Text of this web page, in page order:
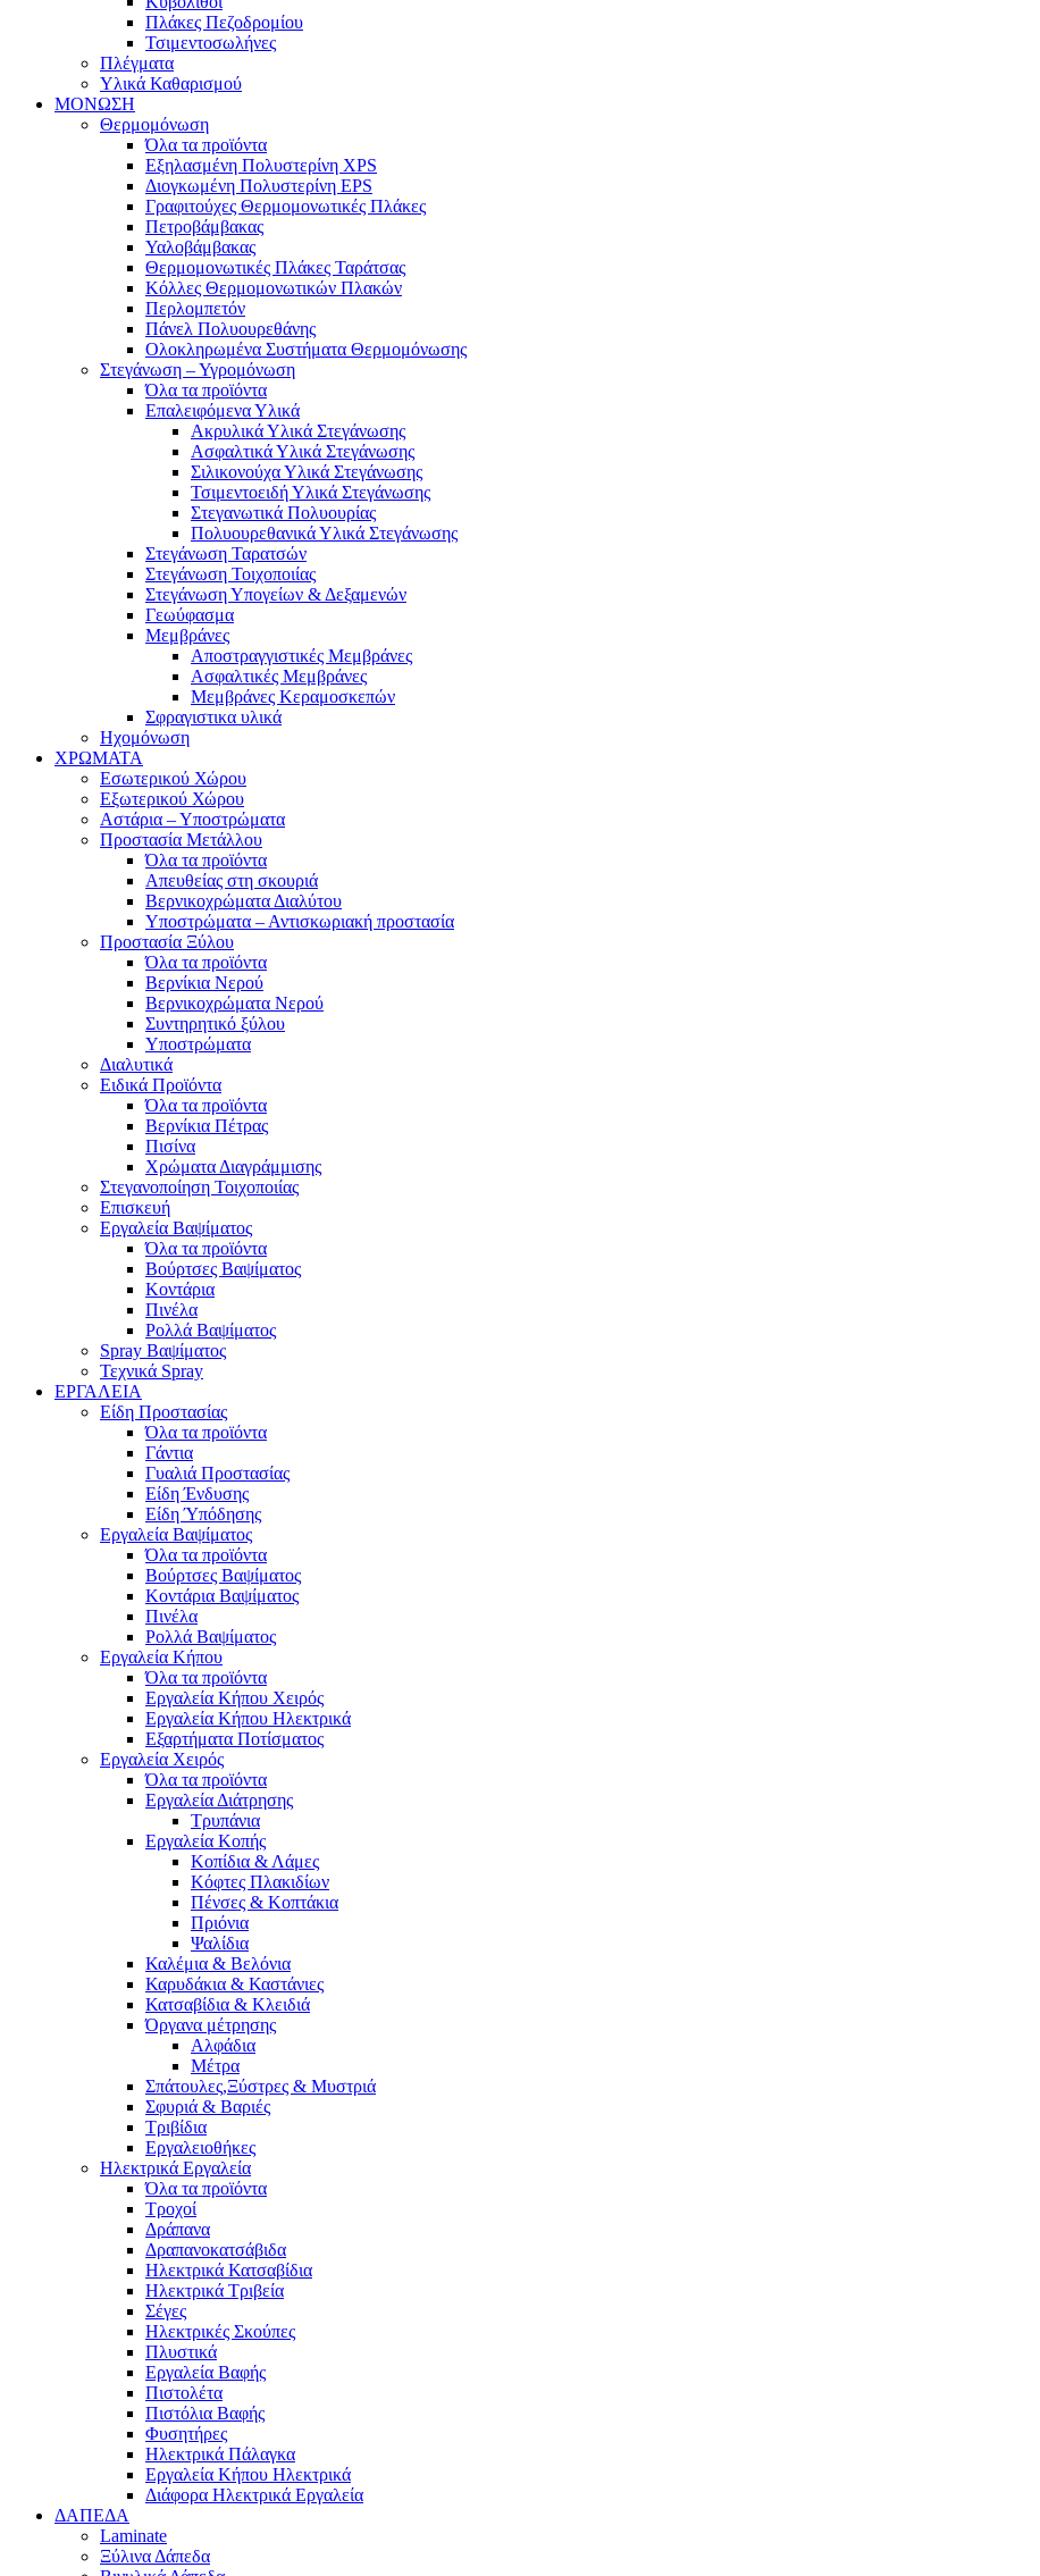
Πλάκες Πεζοδρομίου
Τσιμεντοσωλήνες
Πλέγματα
Υλικά Καθαρισμού
ΜΟΝΩΣΗ
Θερμομόνωση
Όλα τα προϊόντα
Εξηλασμένη Πολυστερίνη XPS
Διογκωμένη Πολυστερίνη EPS
Γραφιτούχες Θερμομονωτικές Πλάκες
Πετροβάμβακας
Υαλοβάμβακας
Θερμομονωτικές Πλάκες Ταράτσας
Κόλλες Θερμομονωτικών Πλακών
Περλομπετόν
Πάνελ Πολυουρεθάνης
Ολοκληρωμένα Συστήματα Θερμομόνωσης
Στεγάνωση – Υγρομόνωση
Όλα τα προϊόντα
Επαλειφόμενα Υλικά
Ακρυλικά Υλικά Στεγάνωσης
Ασφαλτικά Υλικά Στεγάνωσης
Σιλικονούχα Υλικά Στεγάνωσης
Τσιμεντοειδή Υλικά Στεγάνωσης
Στεγανωτικά Πολυουρίας
Πολυουρεθανικά Υλικά Στεγάνωσης
Στεγάνωση Ταρατσών
Στεγάνωση Τοιχοποιίας
Στεγάνωση Υπογείων & Δεξαμενών
Γεωύφασμα
Μεμβράνες
Αποστραγγιστικές Μεμβράνες
Ασφαλτικές Μεμβράνες
Μεμβράνες Κεραμοσκεπών
Σφραγιστικα υλικά
Ηχομόνωση
ΧΡΩΜΑΤΑ
Εσωτερικού Χώρου
Εξωτερικού Χώρου
Αστάρια – Υποστρώματα
Προστασία Μετάλλου
Όλα τα προϊόντα
Απευθείας στη σκουριά
Βερνικοχρώματα Διαλύτου
Υποστρώματα – Αντισκωριακή προστασία
Προστασία Ξύλου
Όλα τα προϊόντα
Βερνίκια Νερού
Βερνικοχρώματα Νερού
Συντηρητικό ξύλου
Υποστρώματα
Διαλυτικά
Ειδικά Προϊόντα
Όλα τα προϊόντα
Βερνίκια Πέτρας
Πισίνα
Χρώματα Διαγράμμισης
Στεγανοποίηση Τοιχοποιίας
Επισκευή
Εργαλεία Βαψίματος
Όλα τα προϊόντα
Βούρτσες Βαψίματος
Κοντάρια
Πινέλα
Ρολλά Βαψίματος
Spray Βαψίματος
Τεχνικά Spray
ΕΡΓΑΛΕΙΑ
Είδη Προστασίας
Όλα τα προϊόντα
Γάντια
Γυαλιά Προστασίας
Είδη Ένδυσης
Είδη Ύπόδησης
Εργαλεία Βαψίματος
Όλα τα προϊόντα
Βούρτσες Βαψίματος
Κοντάρια Βαψίματος
Πινέλα
Ρολλά Βαψίματος
Εργαλεία Κήπου
Όλα τα προϊόντα
Εργαλεία Κήπου Χειρός
Εργαλεία Κήπου Ηλεκτρικά
Εξαρτήματα Ποτίσματος
Εργαλεία Χειρός
Όλα τα προϊόντα
Εργαλεία Διάτρησης
Τρυπάνια
Εργαλεία Κοπής
Κοπίδια & Λάμες
Κόφτες Πλακιδίων
Πένσες & Κοπτάκια
Πριόνια
Ψαλίδια
Καλέμια & Βελόνια
Καρυδάκια & Καστάνιες
Κατσαβίδια & Κλειδιά
Όργανα μέτρησης
Αλφάδια
Μέτρα
Σπάτουλες,Ξύστρες & Μυστριά
Σφυριά & Βαριές
Τριβίδια
Εργαλειοθήκες
Ηλεκτρικά Εργαλεία
Όλα τα προϊόντα
Τροχοί
Δράπανα
Δραπανοκατσάβιδα
Ηλεκτρικά Κατσαβίδια
Ηλεκτρικά Τριβεία
Σέγες
Ηλεκτρικές Σκούπες
Πλυστικά
Εργαλεία Βαφής
Πιστολέτα
Πιστόλια Βαφής
Φυσητήρες
Ηλεκτρικά Πάλαγκα
Εργαλεία Κήπου Ηλεκτρικά
Διάφορα Ηλεκτρικά Εργαλεία
ΔΑΠΕΔΑ
Laminate
Ξύλινα Δάπεδα